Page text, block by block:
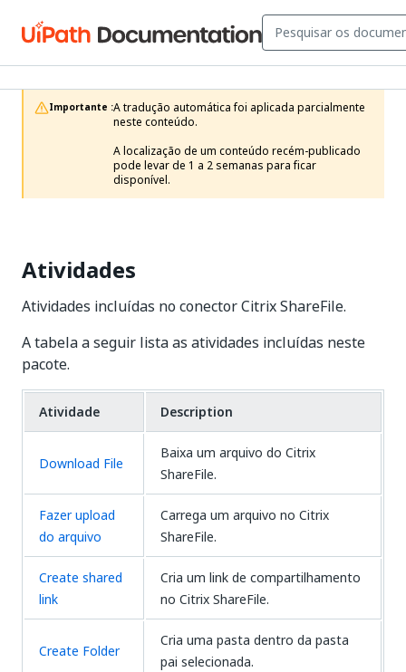
Importante :A tradução automática foi aplicada parcialmente
neste conteúdo.
A localização de um conteúdo recém-publicado
pode levar de 1 a 2 semanas para ficar
disponível.
Atividades
Atividades incluídas no conector Citrix ShareFile.
A tabela a seguir lista as atividades incluídas neste
pacote.
Atividade Description
Download File
Baixa um arquivo do Citrix
ShareFile.
Fazer upload
do arquivo
Carrega um arquivo no Citrix
ShareFile.
Create shared
link
Cria um link de compartilhamento
no Citrix ShareFile.
Create Folder
Cria uma pasta dentro da pasta
pai selecionada.